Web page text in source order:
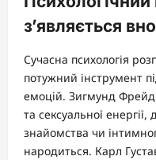
з’являється
Сучасна психологія
потужний інструмент
емоцій. Зигмунд Фрейд
та сексуальної
знайомства чи
народиться. Карл